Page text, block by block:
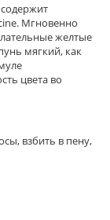
Мгновенно
желтые
мягкий, как
цвета во
взбить в пену,